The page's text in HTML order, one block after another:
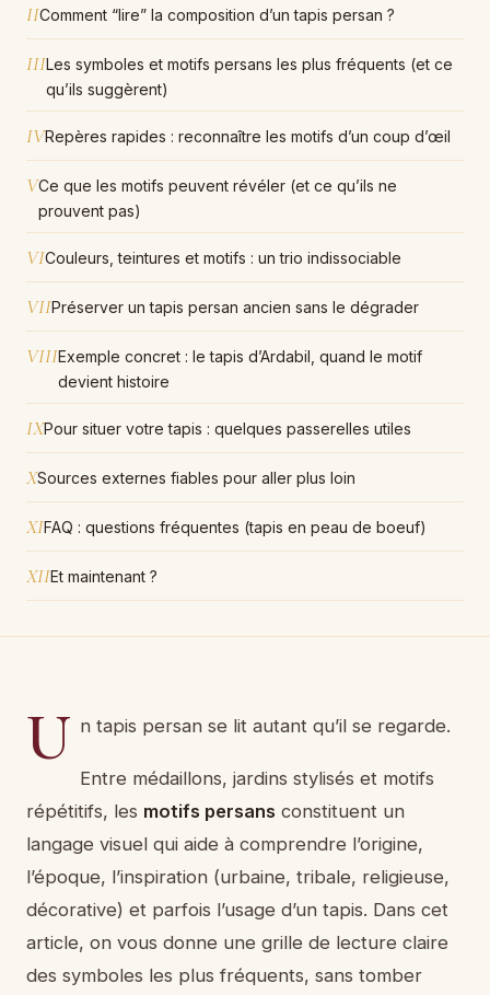
IIComment “lire” la composition d’un tapis persan ?
IIILes symboles et motifs persans les plus fréquents (et ce
qu’ils suggèrent)
IVRepères rapides : reconnaître les motifs d’un coup d’œil
VCe que les motifs peuvent révéler (et ce qu’ils ne
prouvent pas)
VICouleurs, teintures et motifs : un trio indissociable
VIIPréserver un tapis persan ancien sans le dégrader
VIIIExemple concret : le tapis d’Ardabil, quand le motif
devient histoire
IXPour situer votre tapis : quelques passerelles utiles
XSources externes fiables pour aller plus loin
XIFAQ : questions fréquentes (tapis en peau de boeuf)
XIIEt maintenant ?
U n tapis persan se lit autant qu’il se regarde.
Entre médaillons, jardins stylisés et motifs
répétitifs, les motifs persans constituent un
langage visuel qui aide à comprendre l’origine,
l’époque, l’inspiration (urbaine, tribale, religieuse,
décorative) et parfois l’usage d’un tapis. Dans cet
article, on vous donne une grille de lecture claire
des symboles les plus fréquents, sans tomber